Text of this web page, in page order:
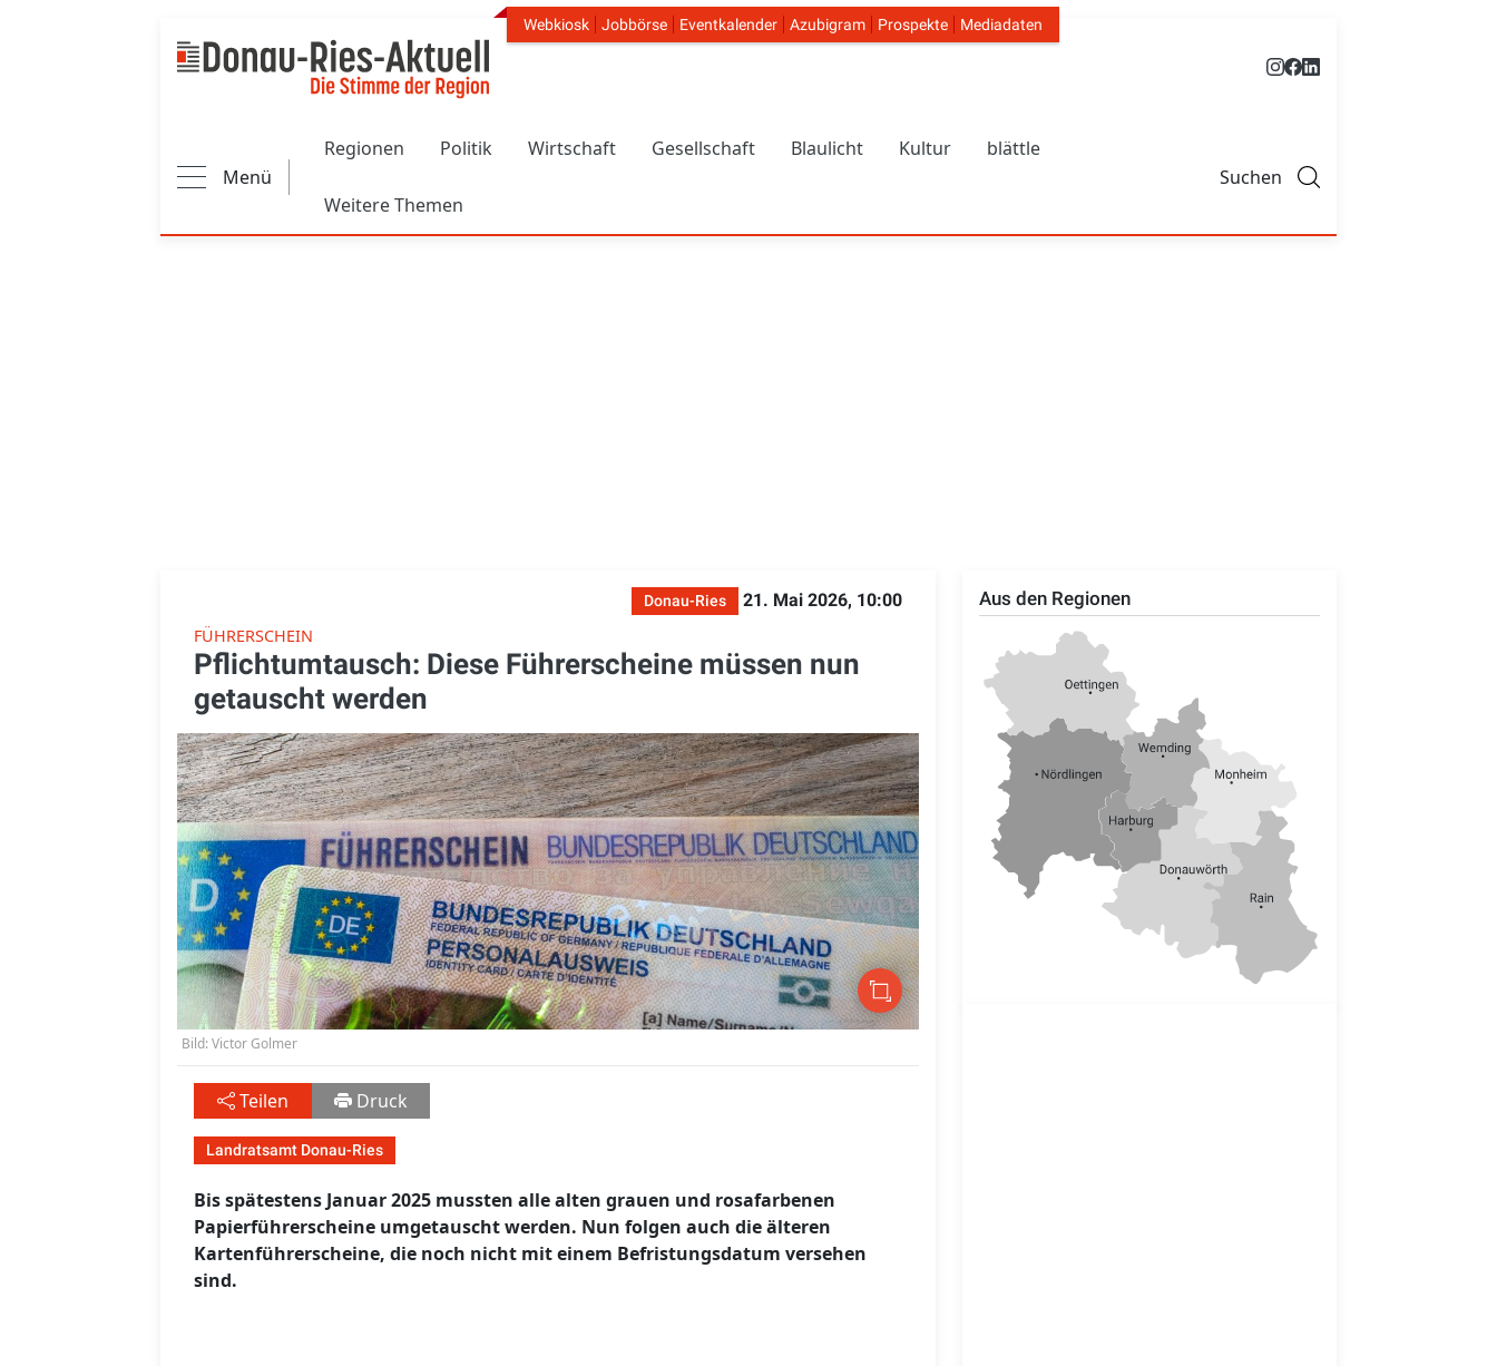
Header Navigation
Webkiosk Jobbörse Eventkalender Azubigram Prospekte Mediadaten
Menü
Regionen Politik Wirtschaft Gesellschaft Blaulicht Kultur blättle
Weitere Themen
Suchen
Donau-Ries
21. Mai 2026, 10:00
FÜHRERSCHEIN
Pflichtumtausch: Diese Führerscheine müssen nun
getauscht werden
Bild: Victor Golmer
Teilen Druck
Landratsamt Donau-Ries
Bis spätestens Januar 2025 mussten alle alten grauen und rosafarbenen
Papierführerscheine umgetauscht werden. Nun folgen auch die älteren
Kartenführerscheine, die noch nicht mit einem Befristungsdatum versehen
sind.
Aus den Regionen